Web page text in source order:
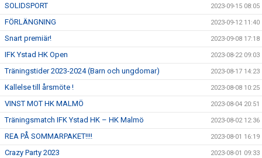
SOLIDSPORT 2023-09-15 08:05
FÖRLÄNGNING 2023-09-12 11:40
Snart premiär! 2023-09-08 17:18
IFK Ystad HK Open 2023-08-22 09:03
Träningstider 2023-2024 (Barn och ungdomar) 2023-08-17 14:23
Kallelse till årsmöte ! 2023-08-08 10:25
VINST MOT HK MALMÖ 2023-08-04 20:51
Träningsmatch IFK Ystad HK – HK Malmö 2023-08-02 12:36
REA PÅ SOMMARPAKET!!!! 2023-08-01 16:19
Crazy Party 2023 2023-08-01 09:33